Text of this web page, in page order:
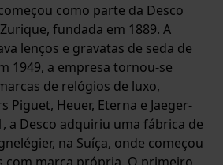
como parte da Desco
fundada em 1889. A
lenços e gravatas de seda de
1949, a empresa tornou-se
de relógios de luxo,
Piguet, Heuer, Eterna e Jaeger-
a Desco adquiriu uma fábrica de
na Suíça, onde começou